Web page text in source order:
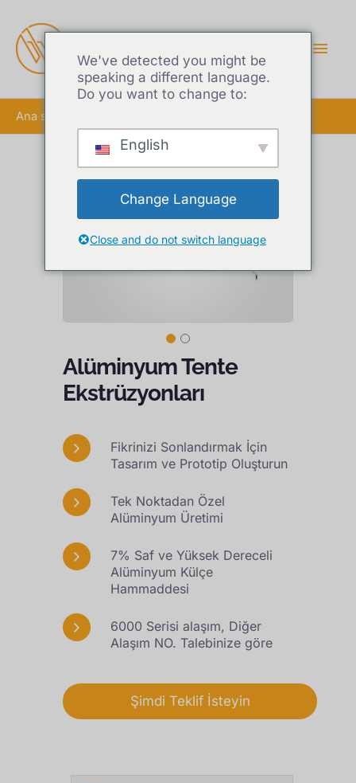
ANA
Ana sayfa
Alüminyum Tente
Ekstrüzyonları
Fikrinizi Sonlandırmak İçin
Tasarım ve Prototip Oluşturun
Tek Noktadan Özel
Alüminyum Üretimi
7% Saf ve Yüksek Dereceli
Alüminyum Külçe
Hammaddesi
6000 Serisi alaşım, Diğer
Alaşım NO. Talebinize göre
Şimdi Teklif İsteyin
We've detected you might be
speaking a different language.
Do you want to change to:
English
Change Language
Close and do not switch language